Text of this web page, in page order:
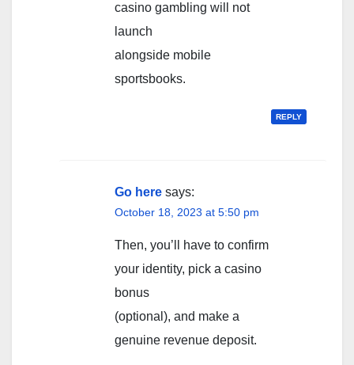
casino gambling will not
launch
alongside mobile
sportsbooks.
REPLY
Go here says:
October 18, 2023 at 5:50 pm
Then, you’ll have to confirm
your identity, pick a casino
bonus
(optional), and make a
genuine revenue deposit.